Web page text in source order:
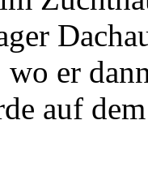
wo er
auf